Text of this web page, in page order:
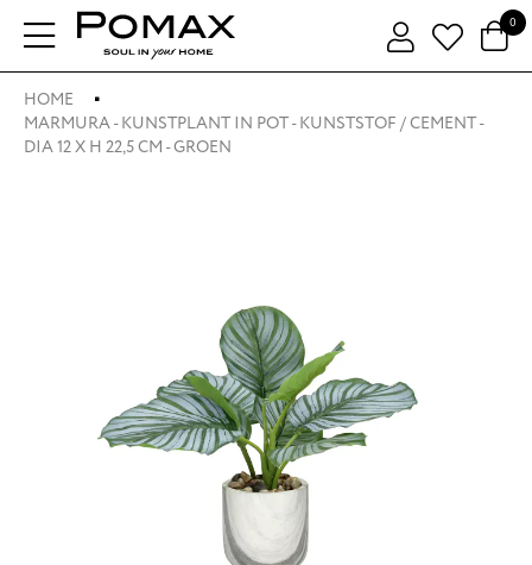
0
HOME
MARMURA - KUNSTPLANT IN POT - KUNSTSTOF / CEMENT -
DIA 12 X H 22,5 CM - GROEN